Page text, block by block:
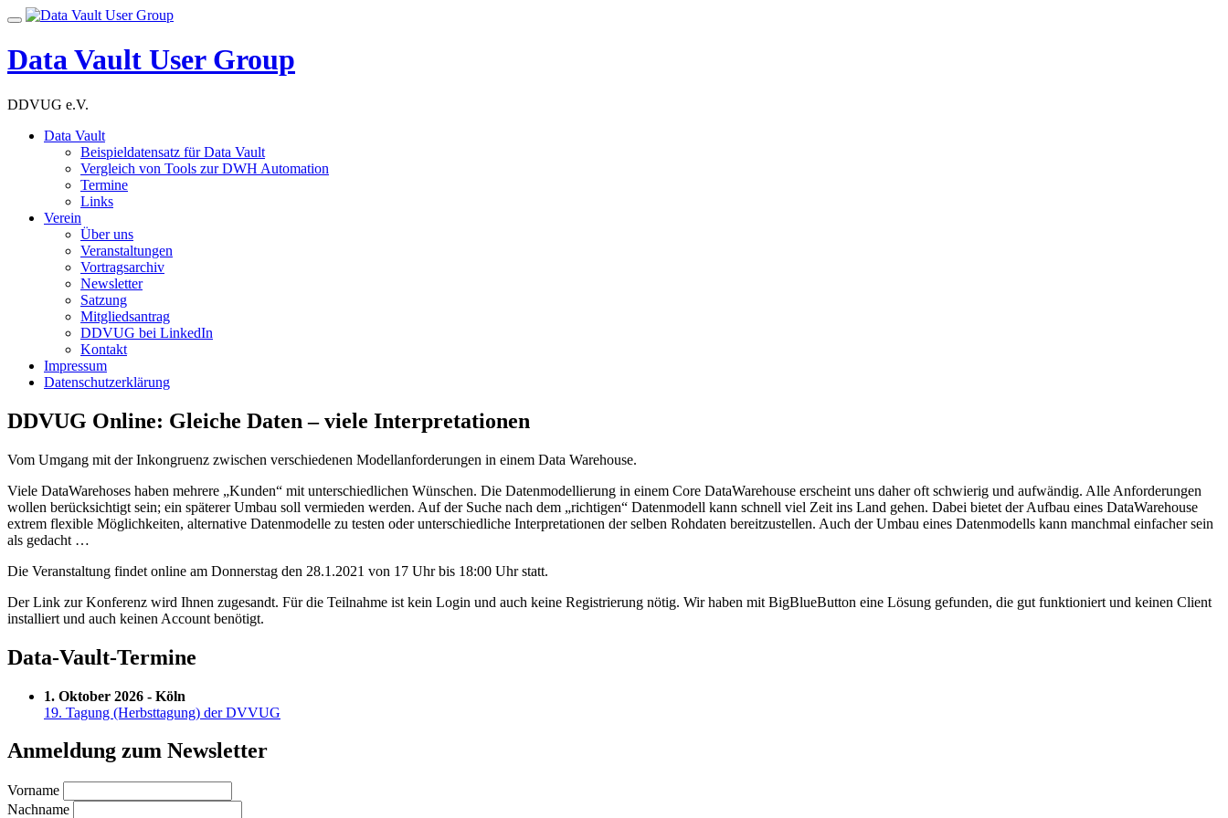
Skip
content
Toggle
Data Vault User Group
DDVUG e.V.
Data Vault
Beispieldatensatz für Data Vault
Vergleich von Tools zur DWH Automation
Termine
Links
Verein
Über uns
Veranstaltungen
Vortragsarchiv
Newsletter
Satzung
Mitgliedsantrag
DDVUG bei LinkedIn
Kontakt
Impressum
Datenschutzerklärung
DDVUG Online: Gleiche Daten – viele Interpretationen
Vom Umgang mit der Inkongruenz zwischen verschiedenen Modellanforderungen in einem Data Warehouse.
Viele DataWarehoses haben mehrere „Kunden“ mit unterschiedlichen Wünschen. Die Datenmodellierung in einem Core DataWarehouse erscheint uns daher oft schwierig und aufwändig. Alle Anforderungen
wollen berücksichtigt sein; ein späterer Umbau soll vermieden werden. Auf der Suche nach dem „richtigen“ Datenmodell kann schnell viel Zeit ins Land gehen. Dabei bietet der Aufbau eines DataWarehouse
extrem flexible Möglichkeiten, alternative Datenmodelle zu testen oder unterschiedliche Interpretationen der selben Rohdaten bereitzustellen. Auch der Umbau eines Datenmodells kann manchmal einfacher sein
als gedacht …
Die Veranstaltung findet online am Donnerstag den 28.1.2021 von 17 Uhr bis 18:00 Uhr statt.
Der Link zur Konferenz wird Ihnen zugesandt. Für die Teilnahme ist kein Login und auch keine Registrierung nötig. Wir haben mit BigBlueButton eine Lösung gefunden, die gut funktioniert und keinen Client
installiert und auch keinen Account benötigt.
Data-Vault-Termine
1. Oktober 2026 - Köln
19. Tagung (Herbsttagung) der DVVUG
Anmeldung zum Newsletter
Vorname
Nachname